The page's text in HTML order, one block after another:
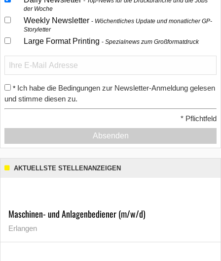
der Woche
Weekly Newsletter
Wöchentliches Update und monatlicher GP-
Storyletter
Large Format Printing Spezialnews zum Großformatdruck
* Ich habe die Bedingungen zur Newsletter-Anmeldung gelesen
und stimme diesen zu.
* Pflichtfeld
Absenden
AKTUELLSTE STELLENANZEIGEN
Maschinen- und Anlagenbediener (m/w/d)
Erlangen